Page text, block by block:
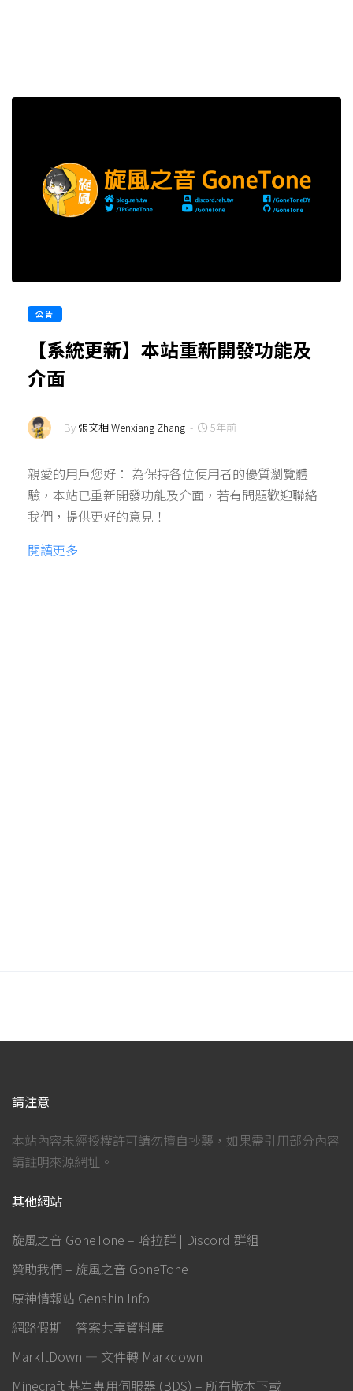
公告
【系統更新】本站重新開發功能及
介面
By張文相 Wenxiang Zhang - 5年前
親愛的用戶您好： 為保持各位使用者的優質瀏覽體
驗，本站已重新開發功能及介面，若有問題歡迎聯絡
我們，提供更好的意見！
閱讀更多
請注意
本站內容未經授權許可請勿擅自抄襲，如果需引用部分內容
請註明來源網址。
其他網站
旋風之音 GoneTone – 哈拉群 | Discord 群組
贊助我們 – 旋風之音 GoneTone
原神情報站 Genshin Info
網路假期 – 答案共享資料庫
MarkItDown — 文件轉 Markdown
Minecraft 基岩專用伺服器 (BDS) – 所有版本下載